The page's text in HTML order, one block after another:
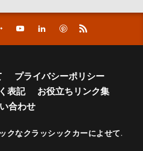
プライバシーポリシー
表記
お役立ちリンク集
合わせ
クなクラッシックカーによせて.